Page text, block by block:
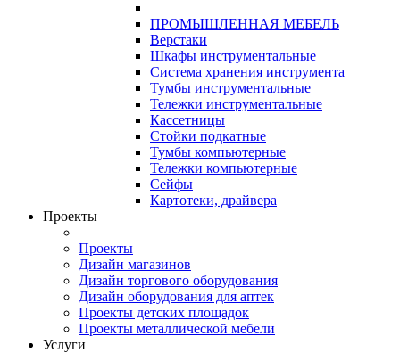
ПРОМЫШЛЕННАЯ МЕБЕЛЬ
Верстаки
Шкафы инструментальные
Система хранения инструмента
Тумбы инструментальные
Тележки инструментальные
Кассетницы
Стойки подкатные
Тумбы компьютерные
Тележки компьютерные
Сейфы
Картотеки, драйвера
Проекты
Проекты
Дизайн магазинов
Дизайн торгового оборудования
Дизайн оборудования для аптек
Проекты детских площадок
Проекты металлической мебели
Услуги